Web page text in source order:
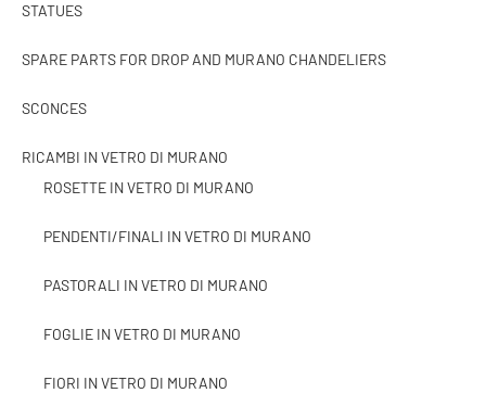
STATUES
SPARE PARTS FOR DROP AND MURANO CHANDELIERS
SCONCES
RICAMBI IN VETRO DI MURANO
ROSETTE IN VETRO DI MURANO
PENDENTI/FINALI IN VETRO DI MURANO
PASTORALI IN VETRO DI MURANO
FOGLIE IN VETRO DI MURANO
FIORI IN VETRO DI MURANO